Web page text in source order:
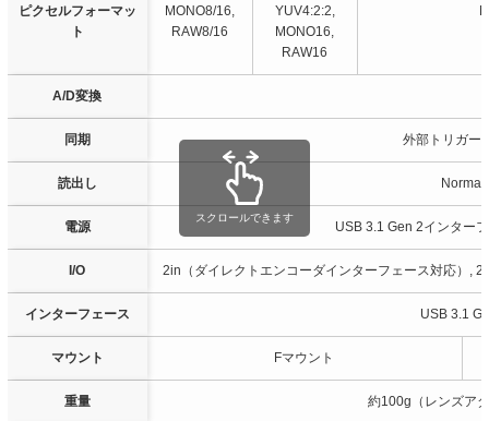
ピクセルフォーマッ
ト
MONO8/16,
RAW8/16
YUV4:2:2,
MONO16,
RAW16
A/D変換
同期 外部トリガー
読出し Normal
電源 USB 3.1 Gen 2インター
I/O 2in（ダイレクトエンコーダインターフェース対応）,
インターフェース USB 3.1
マウント Fマウント
重量 約100g（レンズア
スクロールできます